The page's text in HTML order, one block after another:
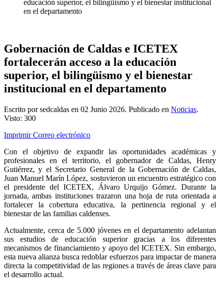
educación superior, el bilingüismo y el bienestar institucional
en el departamento
Gobernación de Caldas e ICETEX
fortalecerán acceso a la educación
superior, el bilingüismo y el bienestar
institucional en el departamento
Escrito por sedcaldas en 02 Junio 2026. Publicado en Noticias.
Visto: 300
ImprimirCorreo electrónico
Con el objetivo de expandir las oportunidades académicas y
profesionales en el territorio, el gobernador de Caldas, Henry
Gutiérrez, y el Secretario General de la Gobernación de Caldas,
Juan Manuel Marín López, sostuvieron un encuentro estratégico con
el presidente del ICETEX, Álvaro Urquijo Gómez. Durante la
jornada, ambas instituciones trazaron una hoja de ruta orientada a
fortalecer la cobertura educativa, la pertinencia regional y el
bienestar de las familias caldenses.
Actualmente, cerca de 5.000 jóvenes en el departamento adelantan
sus estudios de educación superior gracias a los diferentes
mecanismos de financiamiento y apoyo del ICETEX. Sin embargo,
esta nueva alianza busca redoblar esfuerzos para impactar de manera
directa la competitividad de las regiones a través de áreas clave para
el desarrollo actual.